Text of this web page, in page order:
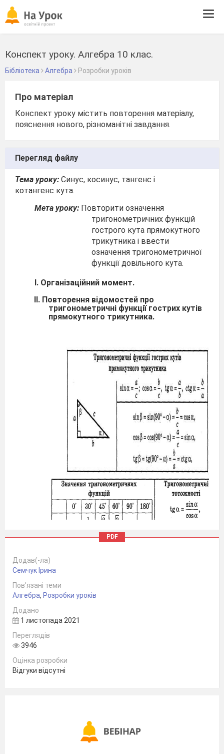
Конспект уроку. Алгебра 10 клас.
Бібліотека Алгебра Розробки уроків
Про матеріал
Конспект уроку містить повторення матеріалу,
пояснення нового, різноманітні завдання.
Перегляд файлу
Тема уроку: Синус, косинус, тангенс і
котангенс кута.
Мета уроку: Повторити означення
тригонометричних функцій
гострого кута прямокутного
трикутника і ввести
означення тригонометричної
функції довільного кута.
І. Організаційний момент.
II. Повторення відомостей про
тригонометричні функції гострих кутів
прямокутного трикутника.
PDF
Додав(-ла)
Семчук Ірина
Пов’язані теми
Алгебра, Розробки уроків
Додано
1 листопада 2021
Переглядів
3946
Оцінка розробки
Відгуки відсутні